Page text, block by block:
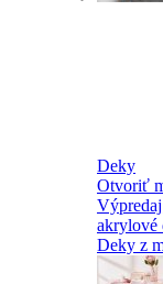
Deky
Otvoriť
akrylové
Deky z